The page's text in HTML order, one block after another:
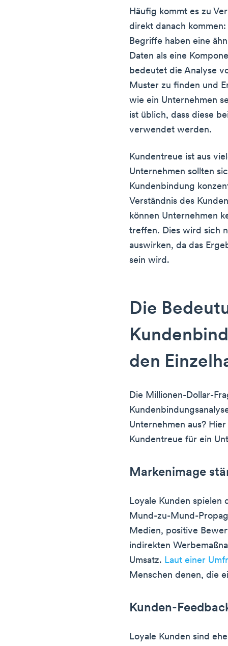
Häufig kommt es zu
direkt danach
Begriffe haben eine
Daten als eine
bedeutet die Analyse
Muster zu finden und
wie ein Unternehmen
ist üblich, dass diese
verwendet werden.
Kundentreue ist aus
Unternehmen sollten
Kundenbindung
Verständnis des
können Unternehmen
treffen. Dies wird sich
auswirken, da das
sein wird.
Die
den
Die Millionen-Dollar-
Unternehmen aus?
Kundentreue für ein
Markenimage
Loyale Kunden spielen
Mund-zu-Mund-
Medien, positive
indirekten
Umsatz. Laut einer
Menschen denen, die
Kunden-
Loyale Kunden sind